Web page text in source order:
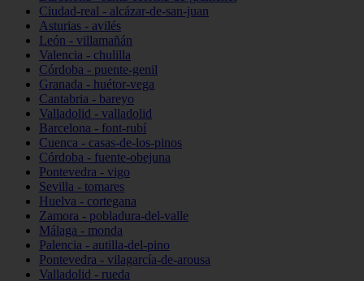
Ciudad-real - alcázar-de-san-juan
Asturias - avilés
León - villamañán
Valencia - chulilla
Córdoba - puente-genil
Granada - huétor-vega
Cantabria - bareyo
Valladolid - valladolid
Barcelona - font-rubí
Cuenca - casas-de-los-pinos
Córdoba - fuente-obejuna
Pontevedra - vigo
Sevilla - tomares
Huelva - cortegana
Zamora - pobladura-del-valle
Málaga - monda
Palencia - autilla-del-pino
Pontevedra - vilagarcía-de-arousa
Valladolid - rueda